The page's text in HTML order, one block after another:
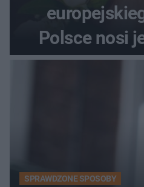
Polsce nosi
SPRAWDZONE SPOSOBY